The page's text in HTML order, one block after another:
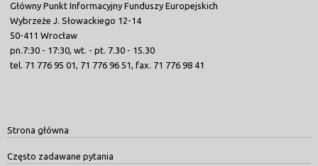
Główny Punkt Informacyjny Funduszy Europejskich
Wybrzeże J. Słowackiego 12-14
50-411 Wrocław
pn.7:30 - 17:30, wt. - pt. 7.30 - 15.30
tel. 71 776 95 01, 71 776 96 51, fax. 71 776 98 41
Strona główna
Często zadawane pytania